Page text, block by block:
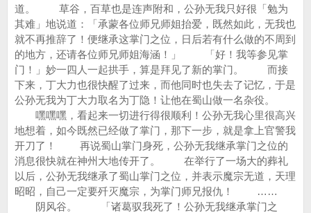
道。 草谷，百草也是连声附和，公孙无我只好很「勉为
其难」地说道：「承蒙各位师兄师姐抬爱，既然如此，无我也
就不再推辞了！便继承这掌门之位，日后若有什么做的不周到
的地方，还请各位师兄师姐海涵！」 「好！我等参见掌
门！」妙一四人一起拱手，算是拜见了新的掌门。 而接
下来，丁大力也很快醒了过来，而他同时也失去了记忆，于是
公孙无我为丁大力取名为丁隐！让他在蜀山做一名杂役。
嘿嘿嘿，看起来一切进行得很顺利！公孙无我心里很高兴
地想着，如今既然已经做了掌门，那下一步，就是拿上官警我
开刀了！ 再说蜀山掌门身死，公孙无我继承掌门之位的
消息很快就在神州大地传开了。 在举行了一场大的葬礼
以后，公孙无我继承了蜀山掌门之位，并表示魔宗无道，天理
昭昭，自己一定要歼灭魔宗，为掌门师兄报仇！ ……
阴风谷。 「诸葛驭我死了！公孙无我继承掌门之